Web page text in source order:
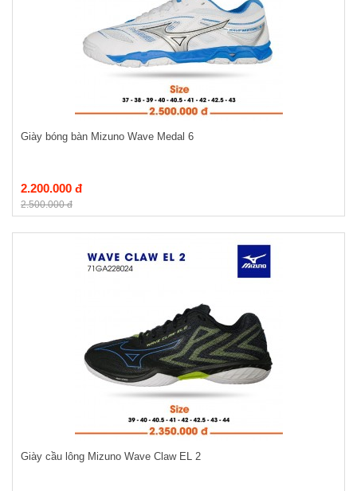
Giày bóng bàn Mizuno Wave Medal 6
2.200.000 đ
2.500.000 đ
Giày cầu lông Mizuno Wave Claw EL 2